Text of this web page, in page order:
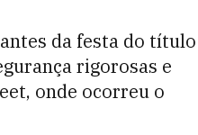
da festa do título
rigorosas e
onde ocorreu o